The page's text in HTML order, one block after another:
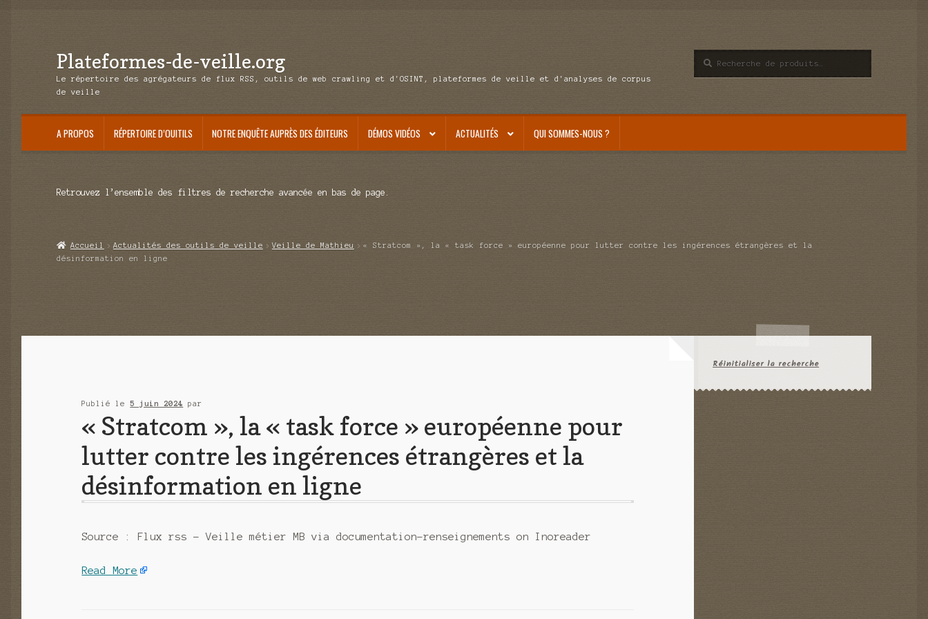
Aller
à
Aller
au
Plateformes-de-veille.org
Le répertoire des agrégateurs de flux RSS, outils de web crawling et d'OSINT, plateformes de veille et d'analyses de corpus
de veille
pour :
A PROPOS RÉPERTOIRE D’OUITILS NOTRE ENQUÊTE AUPRÈS DES ÉDITEURS DÉMOS VIDÉOS ACTUALITÉS QUI SOMMES-NOUS ?
Retrouvez l’ensemble des filtres de recherche avancée en bas de page.
Accueil Actualités des outils de veille Veille de Mathieu
« Stratcom », la « task force » européenne pour lutter contre les ingérences étrangères et la
désinformation en ligne
Publié le5 juin 2024 par
« Stratcom », la « task force » européenne pour
lutter contre les ingérences étrangères et la
désinformation en ligne
Source : Flux rss – Veille métier MB via documentation-renseignements on Inoreader
Read More
Réinitialiser la recherche